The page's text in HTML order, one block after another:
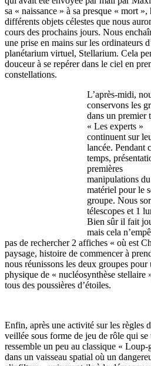
sa « naissance » à sa presque « mort
différents objets célestes que nous
cours des prochains jours. Nous
une prise en mains sur les ordinateurs
planétarium virtuel, Stellarium. Cela
douceur à se repérer dans le ciel en
constellations.
L’après-midi,
conservons les
dans un premier
« Les experts »
continuent sur
lancée. Pendant
temps,
premières
manipulations du
matériel pour le
groupe. Nous
télescopes et 1
Bien sûr il fait
mais cela
pas de rechercher 2 affiches « où est
paysage, histoire de commencer à
nous réunissons les deux groupes
physique de « nucléosynthèse stellaire
tous des poussières d’étoiles.
Enfin, après une activité sur les règles
veillée sous forme de jeu de rôle qui
ressemble un peu au classique «
dans un vaisseau spatial où un